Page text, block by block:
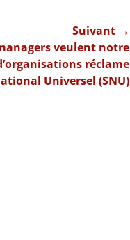
Suivant →
veulent notre
réclame
Universel (SNU)